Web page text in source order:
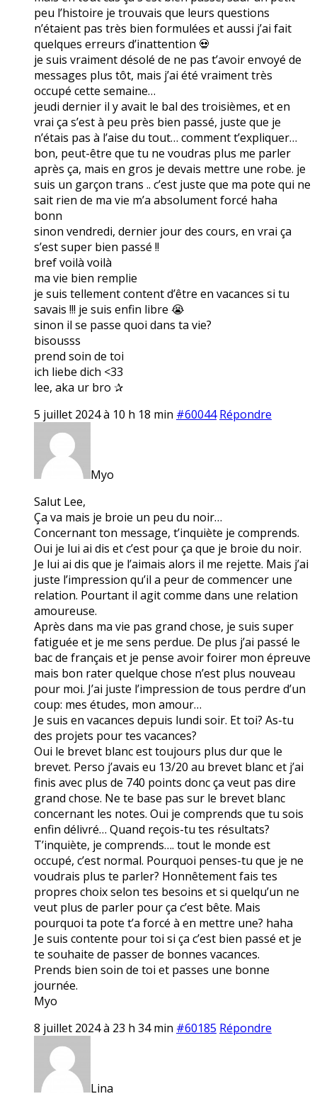
peu l’histoire je trouvais que leurs questions
n’étaient pas très bien formulées et aussi j’ai fait
quelques erreurs d’inattention 💀
je suis vraiment désolé de ne pas t’avoir envoyé de
messages plus tôt, mais j’ai été vraiment très
occupé cette semaine…
jeudi dernier il y avait le bal des troisièmes, et en
vrai ça s’est à peu près bien passé, juste que je
n’étais pas à l’aise du tout… comment t’expliquer…
bon, peut-être que tu ne voudras plus me parler
après ça, mais en gros je devais mettre une robe. je
suis un garçon trans .. c’est juste que ma pote qui ne
sait rien de ma vie m’a absolument forcé haha
bonn
sinon vendredi, dernier jour des cours, en vrai ça
s’est super bien passé !!
bref voilà voilà
ma vie bien remplie
je suis tellement content d’être en vacances si tu
savais !!! je suis enfin libre 😭
sinon il se passe quoi dans ta vie?
bisousss
prend soin de toi
ich liebe dich <33
lee, aka ur bro ✰
5 juillet 2024 à 10 h 18 min #60044 Répondre
Myo
Salut Lee,
Ça va mais je broie un peu du noir…
Concernant ton message, t’inquiète je comprends.
Oui je lui ai dis et c’est pour ça que je broie du noir.
Je lui ai dis que je l’aimais alors il me rejette. Mais j’ai
juste l’impression qu’il a peur de commencer une
relation. Pourtant il agit comme dans une relation
amoureuse.
Après dans ma vie pas grand chose, je suis super
fatiguée et je me sens perdue. De plus j’ai passé le
bac de français et je pense avoir foirer mon épreuve
mais bon rater quelque chose n’est plus nouveau
pour moi. J’ai juste l’impression de tous perdre d’un
coup: mes études, mon amour…
Je suis en vacances depuis lundi soir. Et toi? As-tu
des projets pour tes vacances?
Oui le brevet blanc est toujours plus dur que le
brevet. Perso j’avais eu 13/20 au brevet blanc et j’ai
finis avec plus de 740 points donc ça veut pas dire
grand chose. Ne te base pas sur le brevet blanc
concernant les notes. Oui je comprends que tu sois
enfin délivré… Quand reçois-tu tes résultats?
T’inquiète, je comprends…. tout le monde est
occupé, c’est normal. Pourquoi penses-tu que je ne
voudrais plus te parler? Honnêtement fais tes
propres choix selon tes besoins et si quelqu’un ne
veut plus de parler pour ça c’est bête. Mais
pourquoi ta pote t’a forcé à en mettre une? haha
Je suis contente pour toi si ça c’est bien passé et je
te souhaite de passer de bonnes vacances.
Prends bien soin de toi et passes une bonne
journée.
Myo
8 juillet 2024 à 23 h 34 min #60185 Répondre
Lina